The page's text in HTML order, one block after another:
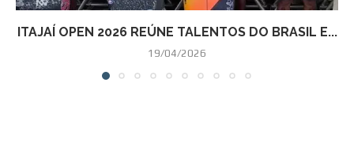
ITAJAÍ OPEN 2026 REÚNE TALENTOS DO BRASIL E...
19/04/2026